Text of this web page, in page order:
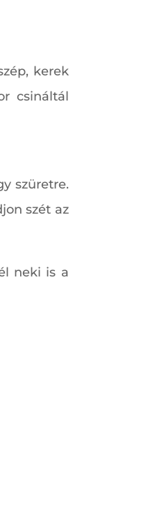
kerek
csináltál
szüretre.
szét az
neki is a